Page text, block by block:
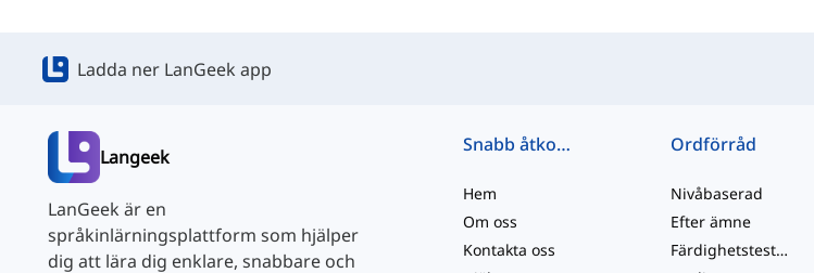
Ladda ner LanGeek app
Langeek
LanGeek är en
språkinlärningsplattform som hjälper
dig att lära dig enklare, snabbare och
Snabb åtkomst
Hem
Om oss
Kontakta oss
Ordförråd
Nivåbaserad
Efter ämne
Färdighetstester